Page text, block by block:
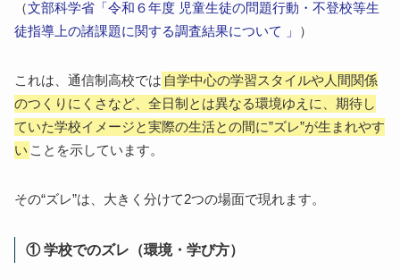
代わりに使える表現の例
生活リズムと学習ペースを“一緒に”整えていく
【Q&A】通信制高校の「後悔」を防ぐために知ってお
きたい基礎知識
まとめ｜通信制高校への転入を「後悔しない選択」
にするために
「選べる学び方」
3つのサポート
（文部科学省「令和６年度 児童生徒の問題行動・不登校等生
徒指導上の諸課題に関する調査結果について 」
）
これは、通信制高校では 自学中心の学習スタイルや人間関係
のつくりにくさなど、全日制とは異なる環境ゆえに、期待し
ていた学校イメージと実際の生活との間に”ズレ”が生まれやす
い ことを示しています。
その“ズレ”は、大きく分けて2つの場面で現れます。
① 学校でのズレ（環境・学び方）